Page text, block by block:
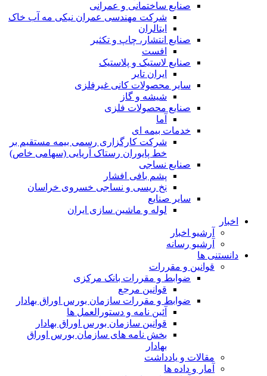
صنایع ساختمانی و عمرانی
شرکت مهندسی عمران نیکی مه آب خاک
ایتالران
صنایع انتشار، چاپ و تکثير
افست
صنایع لاستیک و پلاستیک
ایران تایر
ساير محصولات كانی غيرفلزی
شیشه و گاز
صنایع محصولات فلزی
آما
خدمات بیمه ای
شرکت کارگزاری رسمی بیمه مستقیم بر
خط پایوران رستاک آریایی (سهامی خاص)
صنایع نساجی
پشم بافی افشار
نخ ریسی و نساجی خسروی خراسان
سایر صنایع
لوله و ماشین سازی ایران
اخبار
آرشیو اخبار
آرشیو رسانه
دانستنی ها
قوانین و مقررات
ضوابط و مقررات بانک مرکزی
قوانين مرجع
ضوابط و مقررات سازمان بورس اوراق بهادار
آئین نامه و دستورالعمل ها
قوانین سازمان بورس اوراق بهادار
بخش نامه های سازمان بورس اوراق
بهادار
مقالات و یادداشت
آمار و داده ها